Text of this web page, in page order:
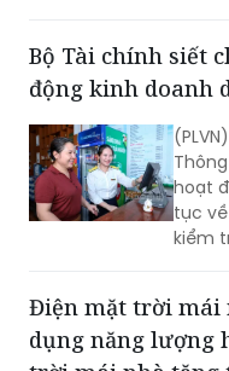
nhiều
dụng
Bộ Tài chính siết
động kinh doanh
hoạt
tục
kiểm
Điện mặt trời mái
dụng năng lượng